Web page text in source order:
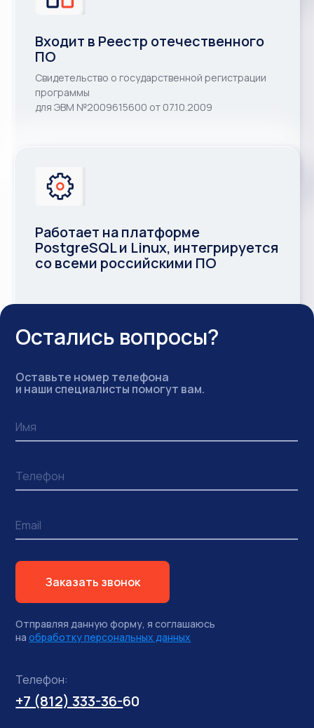
Входит в Реестр отечественного
ПО
Свидетельство о государственной регистрации
программы
для ЭВМ №2009615600 от 07.10.2009
Работает на платформе
PostgreSQL и Linux, интегрируется
со всеми российскими ПО
Остались вопросы?
Оставьте номер телефона
и наши специалисты помогут вам.
Заказать звонок
+7 (812) 333-36-60
Телефон:
Отправляя данную форму, я соглашаюсь
на обработку персональных данных